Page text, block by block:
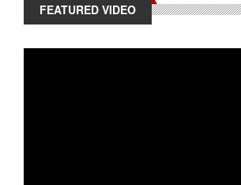
FEATURED VIDEO